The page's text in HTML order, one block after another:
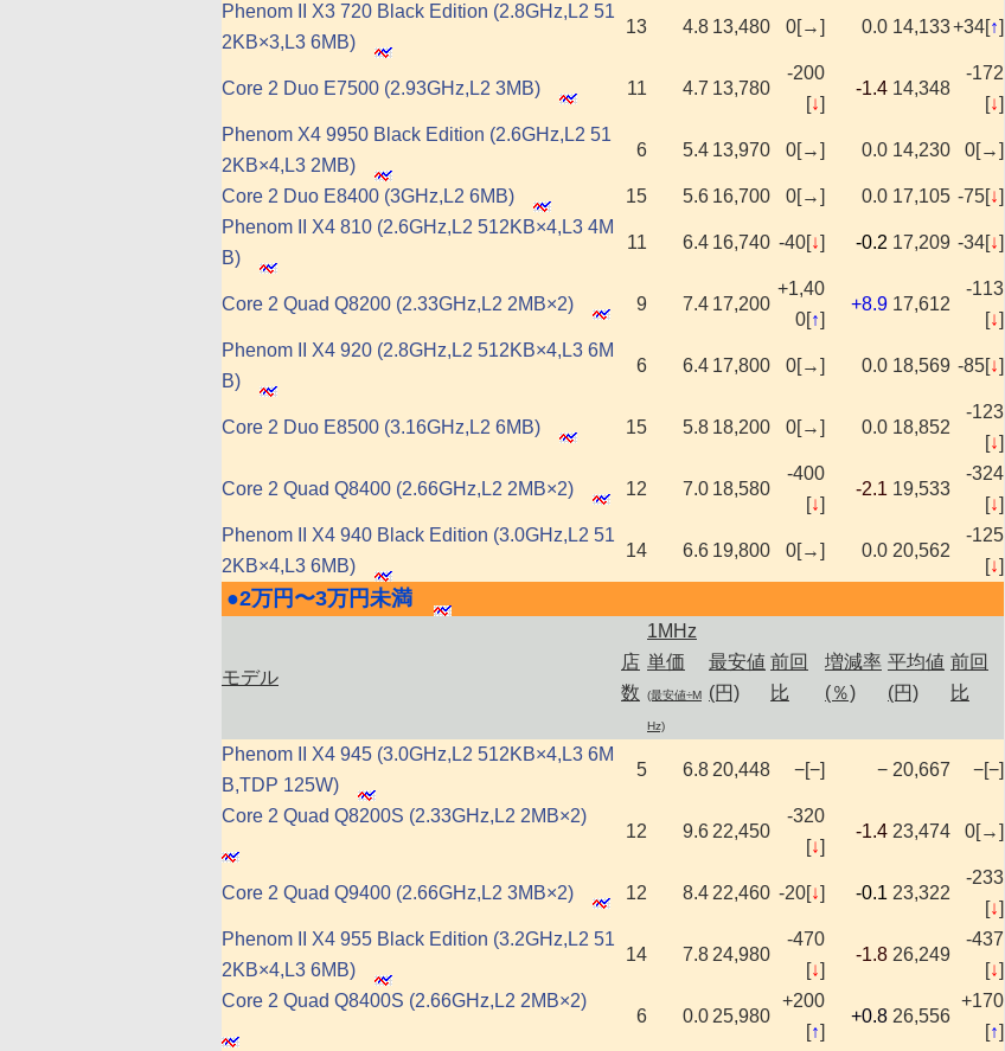
Phenom II X3 720 Black Edition (2.8GHz,L2 51
2KB×3,L3 6MB)
13 4.8 13,480 0[→] 0.0 14,133+34[↑]
Core 2 Duo E7500 (2.93GHz,L2 3MB) 11 4.7 13,780
-200
[↓]
-1.4 14,348
-172
[↓]
Phenom X4 9950 Black Edition (2.6GHz,L2 51
2KB×4,L3 2MB)
6 5.4 13,970 0[→] 0.0 14,230 0[→]
Core 2 Duo E8400 (3GHz,L2 6MB) 15 5.6 16,700 0[→] 0.0 17,105 -75[↓]
Phenom II X4 810 (2.6GHz,L2 512KB×4,L3 4M
B)
11 6.4 16,740 -40[↓] -0.2 17,209 -34[↓]
Core 2 Quad Q8200 (2.33GHz,L2 2MB×2) 9 7.4 17,200
+1,40
0[↑]
+8.9 17,612
-113
[↓]
Phenom II X4 920 (2.8GHz,L2 512KB×4,L3 6M
B)
6 6.4 17,800 0[→] 0.0 18,569 -85[↓]
Core 2 Duo E8500 (3.16GHz,L2 6MB) 15 5.8 18,200 0[→] 0.0 18,852
-123
[↓]
Core 2 Quad Q8400 (2.66GHz,L2 2MB×2) 12 7.0 18,580
-400
[↓]
-2.1 19,533
-324
[↓]
Phenom II X4 940 Black Edition (3.0GHz,L2 51
2KB×4,L3 6MB)
14 6.6 19,800 0[→] 0.0 20,562
-125
[↓]
●2万円〜3万円未満
モデル
店
数
1MHz
単価
(最安値÷M
Hz)
最安値
(円)
前回
比
増減率
(％)
平均値
(円)
前回
比
Phenom II X4 945 (3.0GHz,L2 512KB×4,L3 6M
B,TDP 125W)
5 6.8 20,448 −[−] − 20,667 −[−]
Core 2 Quad Q8200S (2.33GHz,L2 2MB×2)
12 9.6 22,450
-320
[↓]
-1.4 23,474 0[→]
Core 2 Quad Q9400 (2.66GHz,L2 3MB×2) 12 8.4 22,460 -20[↓] -0.1 23,322
-233
[↓]
Phenom II X4 955 Black Edition (3.2GHz,L2 51
2KB×4,L3 6MB)
14 7.8 24,980
-470
[↓]
-1.8 26,249
-437
[↓]
Core 2 Quad Q8400S (2.66GHz,L2 2MB×2)
6 0.0 25,980
+200
[↑]
+0.8 26,556
+170
[↑]